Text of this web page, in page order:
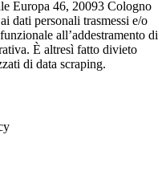
Europa 46, 20093 Cologno
dati personali trasmessi e/o
all’addestramento di
È altresì fatto divieto
di data scraping.